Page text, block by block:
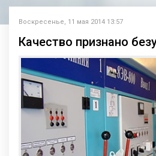
Воскресенье, 11 мая 2014 13:57
Качество признано